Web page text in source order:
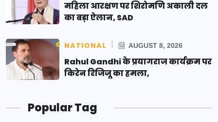
महिला आरक्षण पर शिरोमणि अकाली दल
का बड़ा ऐलान, SAD
NATIONAL AUGUST 8, 2026
Rahul Gandhi के प्रयागराज कार्यक्रम पर
किरेन रिजिजू का हमला,
Popular Tag